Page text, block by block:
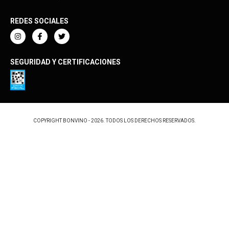
REDES SOCIALES
SEGURIDAD Y CERTIFICACIONES
COPYRIGHT BONVINO - 2026. TODOS LOS DERECHOS RESERVADOS.